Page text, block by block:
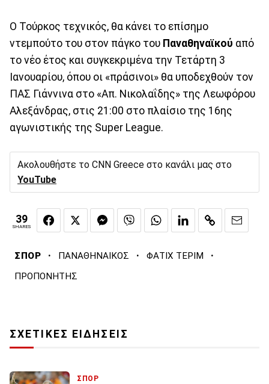
Ο Τούρκος τεχνικός, θα κάνει το επίσημο
ντεμπούτο του στον πάγκο του Παναθηναϊκού από
το νέο έτος και συγκεκριμένα την Τετάρτη 3
Ιανουαρίου, όπου οι «πράσινοι» θα υποδεχθούν τον
ΠΑΣ Γιάννινα στο «Απ. Νικολαΐδης» της Λεωφόρου
Αλεξάνδρας, στις 21:00 στο πλαίσιο της 16ης
αγωνιστικής της Super League.
Ακολουθήστε το CNN Greece στο κανάλι μας στο
YouTube
39
SHARES
ΣΠΟΡ · ΠΑΝΑΘΗΝΑΙΚΟΣ · ΦΑΤΙΧ ΤΕΡΙΜ ·
ΠΡΟΠΟΝΗΤΗΣ
ΣΧΕΤΙΚΕΣ ΕΙΔΗΣΕΙΣ
ΣΠΟΡ